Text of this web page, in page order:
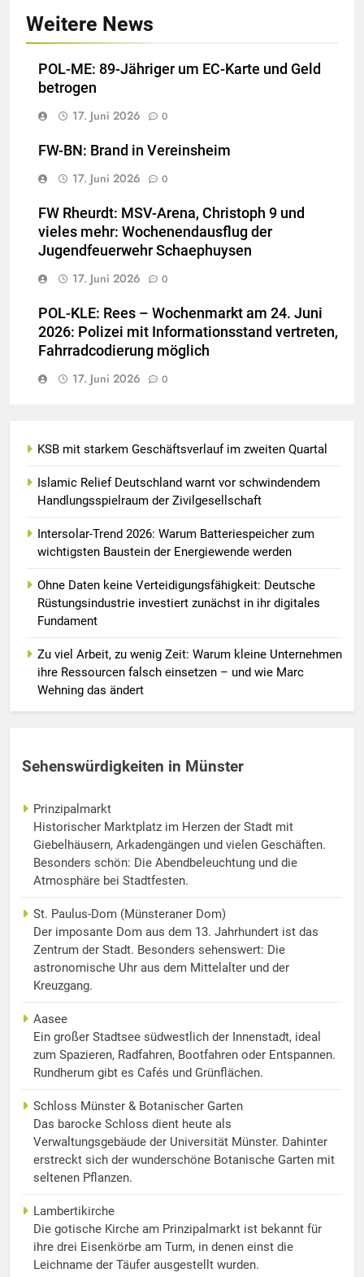
Weitere News
POL-ME: 89-Jähriger um EC-Karte und Geld
betrogen
17. Juni 2026
0
FW-BN: Brand in Vereinsheim
17. Juni 2026
0
FW Rheurdt: MSV-Arena, Christoph 9 und
vieles mehr: Wochenendausflug der
Jugendfeuerwehr Schaephuysen
17. Juni 2026
0
POL-KLE: Rees – Wochenmarkt am 24. Juni
2026: Polizei mit Informationsstand vertreten,
Fahrradcodierung möglich
17. Juni 2026
0
KSB mit starkem Geschäftsverlauf im zweiten Quartal
Islamic Relief Deutschland warnt vor schwindendem
Handlungsspielraum der Zivilgesellschaft
Intersolar-Trend 2026: Warum Batteriespeicher zum
wichtigsten Baustein der Energiewende werden
Ohne Daten keine Verteidigungsfähigkeit: Deutsche
Rüstungsindustrie investiert zunächst in ihr digitales
Fundament
Zu viel Arbeit, zu wenig Zeit: Warum kleine Unternehmen
ihre Ressourcen falsch einsetzen – und wie Marc
Wehning das ändert
Sehenswürdigkeiten in Münster
Prinzipalmarkt
Historischer Marktplatz im Herzen der Stadt mit
Giebelhäusern, Arkadengängen und vielen Geschäften.
Besonders schön: Die Abendbeleuchtung und die
Atmosphäre bei Stadtfesten.
St. Paulus-Dom (Münsteraner Dom)
Der imposante Dom aus dem 13. Jahrhundert ist das
Zentrum der Stadt. Besonders sehenswert: Die
astronomische Uhr aus dem Mittelalter und der
Kreuzgang.
Aasee
Ein großer Stadtsee südwestlich der Innenstadt, ideal
zum Spazieren, Radfahren, Bootfahren oder Entspannen.
Rundherum gibt es Cafés und Grünflächen.
Schloss Münster & Botanischer Garten
Das barocke Schloss dient heute als
Verwaltungsgebäude der Universität Münster. Dahinter
erstreckt sich der wunderschöne Botanische Garten mit
seltenen Pflanzen.
Lambertikirche
Die gotische Kirche am Prinzipalmarkt ist bekannt für
ihre drei Eisenkörbe am Turm, in denen einst die
Leichname der Täufer ausgestellt wurden.